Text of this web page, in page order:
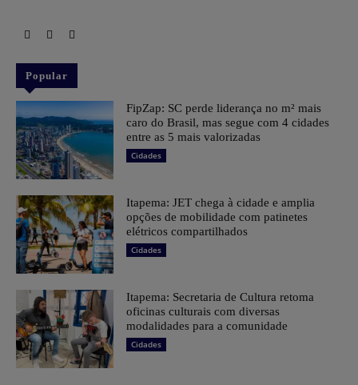
Popular
FipZap: SC perde liderança no m² mais
caro do Brasil, mas segue com 4 cidades
entre as 5 mais valorizadas
Cidades
Itapema: JET chega à cidade e amplia
opções de mobilidade com patinetes
elétricos compartilhados
Cidades
Itapema: Secretaria de Cultura retoma
oficinas culturais com diversas
modalidades para a comunidade
Cidades